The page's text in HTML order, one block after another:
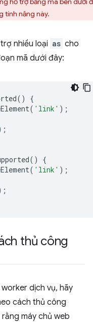
tính năng này.
nhiều loại as cho
mã dưới đây:
()
{
( 'link' );
()
{
( 'link' );
thủ công
worker dịch vụ, hãy
cách thủ công
máy chủ web